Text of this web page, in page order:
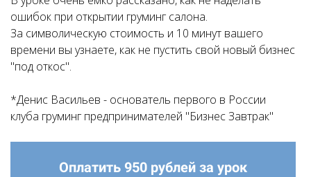
ошибок при открытии груминг салона.
За символическую стоимость и 10 минут вашего
времени вы узнаете, как не пустить свой новый бизнес
"под откос".
*Денис Васильев - основатель первого в России
клуба груминг предпринимателей "Бизнес Завтрак"
Оплатить 950 рублей за урок